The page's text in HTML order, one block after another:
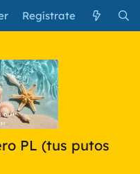
Regístrate
PL (tus putos